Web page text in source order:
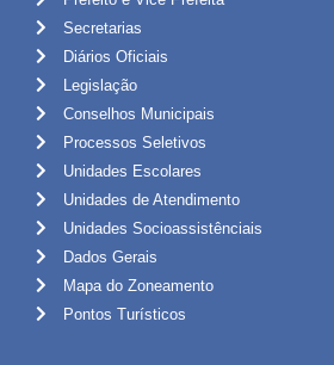
Secretarias
Diários Oficiais
Legislação
Conselhos Municipais
Processos Seletivos
Unidades Escolares
Unidades de Atendimento
Unidades Socioassistênciais
Dados Gerais
Mapa do Zoneamento
Pontos Turísticos